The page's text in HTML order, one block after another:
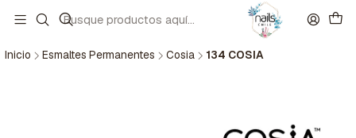
Inicio Esmaltes Permanentes Cosia 134 COSIA